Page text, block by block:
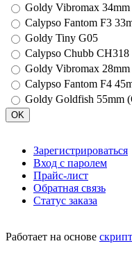
Goldy Vibromax
Calypso Fantom F3
Goldy Tiny G05
Calypso Chubb CH318
Goldy Vibromax
Calypso Fantom F4
Goldy Goldfish 55mm
Зарегистрироваться
Вход с паролем
Прайс-лист
Обратная связь
Статус заказа
Работает на основе